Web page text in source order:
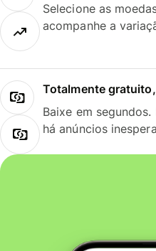
Selecione as
acompanhe a
Totalmente
Baixe em
há anúncios